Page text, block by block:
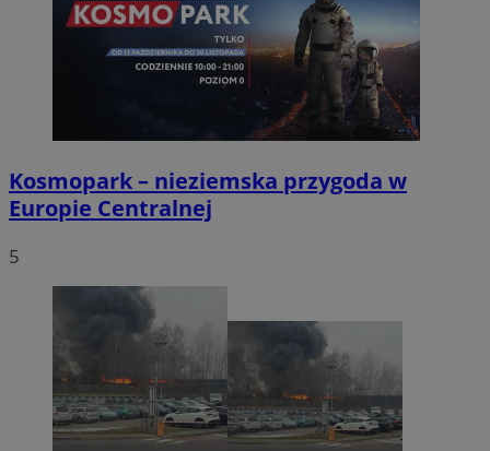
Kosmopark – nieziemska przygoda w
Europie Centralnej
5